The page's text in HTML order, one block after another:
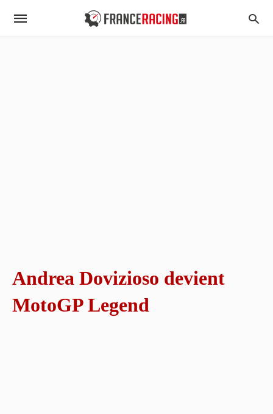
Andrea Dovizioso devient
MotoGP Legend